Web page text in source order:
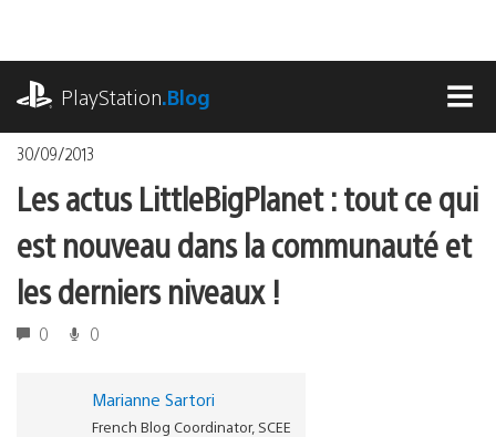
contenu
PlayStation.Blog
30/09/2013
Les actus LittleBigPlanet : tout ce qui
est nouveau dans la communauté et
les derniers niveaux !
0 0
Marianne Sartori
French Blog Coordinator, SCEE